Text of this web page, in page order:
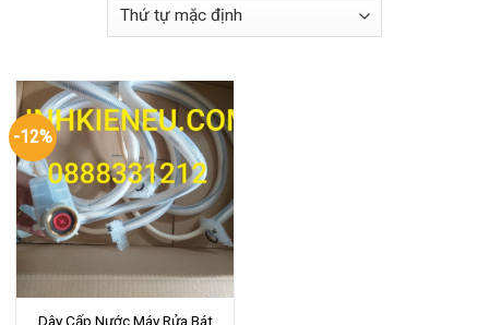
-12%
Dây Cấp Nước Máy Rửa Bát